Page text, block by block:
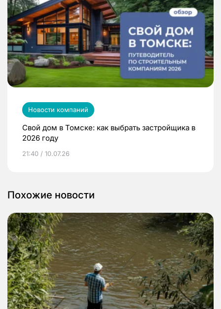
Новости компаний
Свой дом в Томске: как выбрать застройщика в
2026 году
21:40 / 10.07.26
Похожие новости